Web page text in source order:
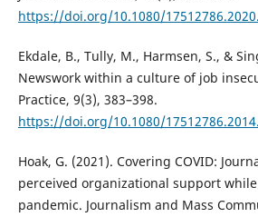
https://doi.org/10.1080/
Ekdale, B., Tully, M., Harmsen, S., &
Newswork within a culture of job
Practice, 9(3), 383–398.
https://doi.org/10.1080/
Hoak, G. (2021). Covering COVID:
perceived organizational support
pandemic. Journalism and Mass